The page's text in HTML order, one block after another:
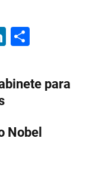
Li
k
e
n
ar
e para
Nobel